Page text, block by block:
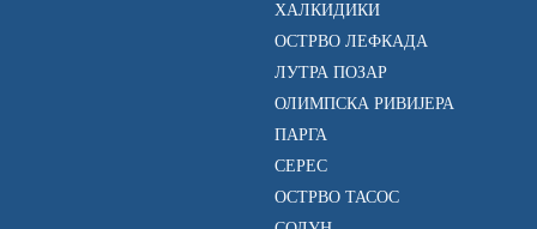
ХАЛКИДИКИ
ОСТРВО ЛЕФКАДА
ЛУТРА ПОЗАР
ОЛИМПСКА РИВИЈЕРА
ПАРГА
СЕРЕС
ОСТРВО ТАСОС